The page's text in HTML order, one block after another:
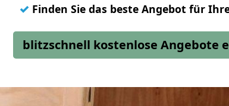
✓ Finden Sie das beste Angebot für
blitzschnell kostenlose Angebote